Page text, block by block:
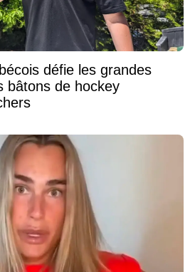
défie les grandes
bâtons de hockey